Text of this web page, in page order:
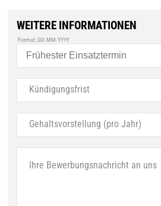
WEITERE INFORMATIONEN
Format: DD.MM.YYYY
Kündigungsfrist
Gehaltsvorstellung (pro Jahr)
Ihre Bewerbungsnachricht an uns